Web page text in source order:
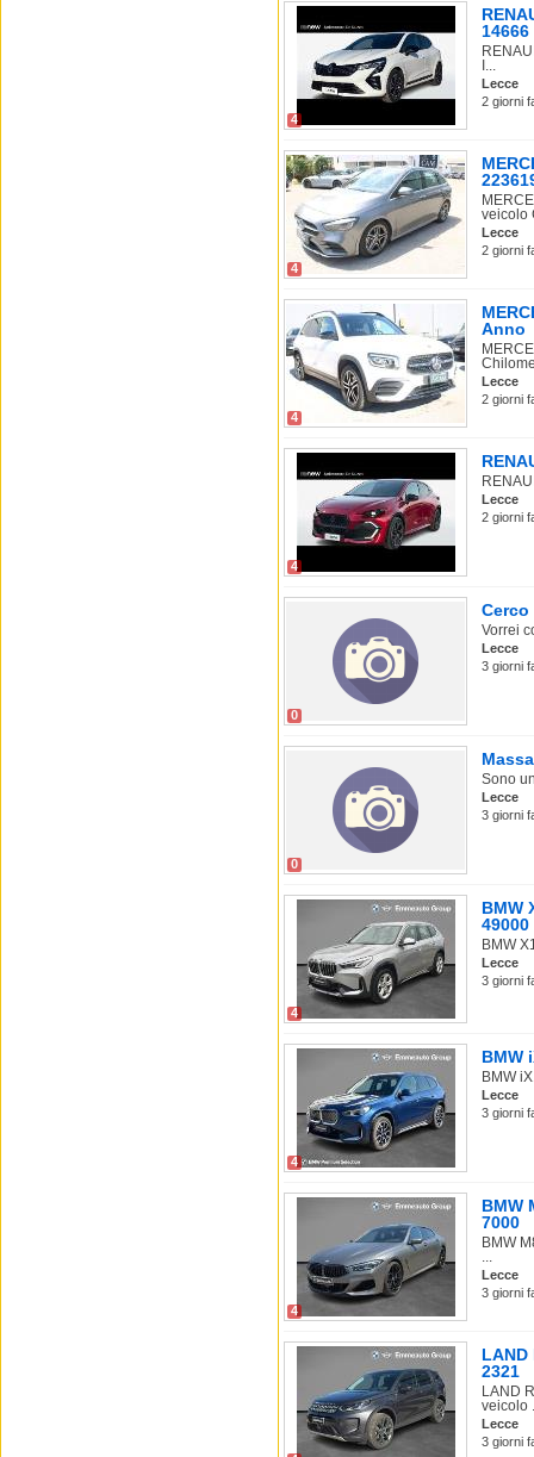
4
14666
I...
Lecce
2 giorni
4
veicolo
Lecce
2 giorni
4
Anno
Lecce
2 giorni
4
Lecce
2 giorni
0
Vorrei
Lecce
3 giorni
0
Sono
Lecce
3 giorni
4
BMW
49000
BMW
Lecce
3 giorni
4
BMW
BMW
Lecce
3 giorni
4
BMW
7000
BMW
...
Lecce
3 giorni
LAND
2321
LAND
veicolo
Lecce
3 giorni